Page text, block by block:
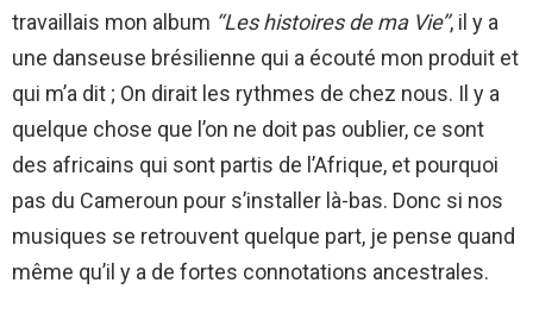
travaillais mon album ‘‘Les histoires de ma Vie’’, il y a
une danseuse brésilienne qui a écouté mon produit et
qui m’a dit ; On dirait les rythmes de chez nous. Il y a
quelque chose que l’on ne doit pas oublier, ce sont
des africains qui sont partis de l’Afrique, et pourquoi
pas du Cameroun pour s’installer là-bas. Donc si nos
musiques se retrouvent quelque part, je pense quand
même qu’il y a de fortes connotations ancestrales.